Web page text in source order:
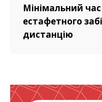
Мінімальний
естафетного
дистанцію